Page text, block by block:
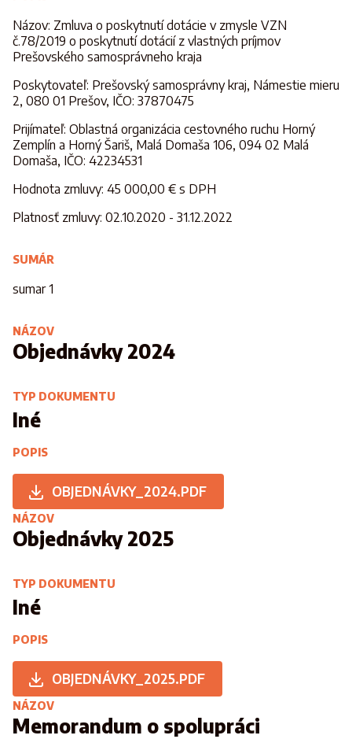
Názov: Zmluva o poskytnutí dotácie v zmysle VZN
č.78/2019 o poskytnutí dotácií z vlastných príjmov
Prešovského samosprávneho kraja
Poskytovateľ: Prešovský samosprávny kraj, Námestie mieru
2, 080 01 Prešov, IČO: 37870475
Prijímateľ: Oblastná organizácia cestovného ruchu Horný
Zemplín a Horný Šariš, Malá Domaša 106, 094 02 Malá
Domaša, IČO: 42234531
Hodnota zmluvy: 45 000,00 € s DPH
Platnosť zmluvy: 02.10.2020 - 31.12.2022
SUMÁR
sumar 1
NÁZOV
Objednávky 2024
TYP DOKUMENTU
Iné
POPIS
OBJEDNÁVKY_2024.PDF
NÁZOV
Objednávky 2025
TYP DOKUMENTU
Iné
POPIS
OBJEDNÁVKY_2025.PDF
NÁZOV
Memorandum o spolupráci